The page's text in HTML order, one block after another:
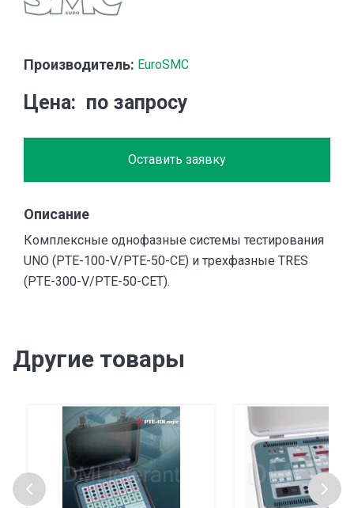
Производитель: EuroSMC
Цена по запросу
Оставить заявку
Описание
Комплексные однофазные системы тестирования
UNO (PTE-100-V/PTE-50-CE) и трехфазные TRES
(PTE-300-V/PTE-50-CET).
Другие товары